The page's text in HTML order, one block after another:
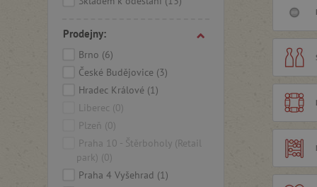
Prodejny:
Brno (6)
České Budějovice (3)
Hradec Králové (1)
Liberec (0)
Plzeň (0)
Praha 10 - Štěrboholy (Retail
park) (0)
Praha 4 Vyšehrad (1)
hračky
,
vyvíjí
firmy
podpoří
rodinná
Janoda,
značka